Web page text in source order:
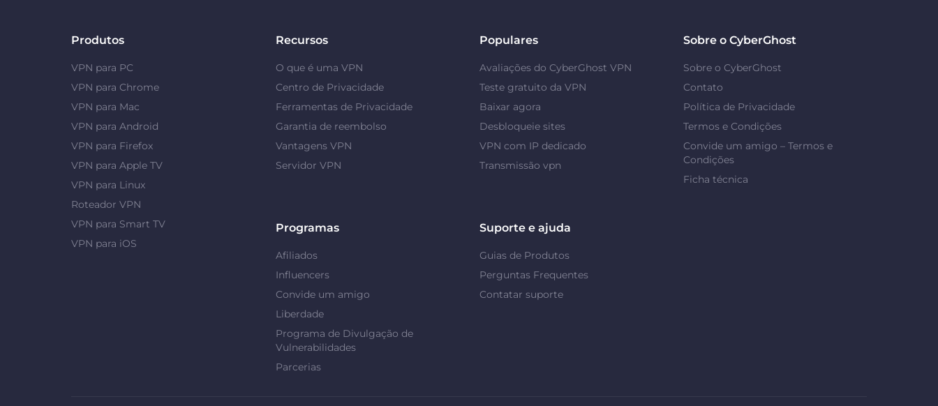
Produtos
VPN para PC
VPN para Chrome
VPN para Mac
VPN para Android
VPN para Firefox
VPN para Apple TV
VPN para Linux
Roteador VPN
VPN para Smart TV
VPN para iOS
Recursos
O que é uma VPN
Centro de Privacidade
Ferramentas de Privacidade
Garantia de reembolso
Vantagens VPN
Servidor VPN
Populares
Avaliações do CyberGhost VPN
Teste gratuito da VPN
Baixar agora
Desbloqueie sites
VPN com IP dedicado
Transmissão vpn
Sobre o CyberGhost
Sobre o CyberGhost
Contato
Política de Privacidade
Termos e Condições
Convide um amigo – Termos e
Condições
Ficha técnica
Programas
Afiliados
Influencers
Convide um amigo
Liberdade
Programa de Divulgação de
Vulnerabilidades
Parcerias
Suporte e ajuda
Guias de Produtos
Perguntas Frequentes
Contatar suporte